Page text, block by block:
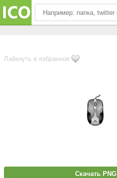
Лайкнуть в избранное
Скачать PNG